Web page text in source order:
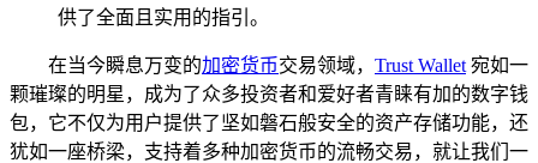
供了全面且实用的指引。
在当今瞬息万变的加密货币交易领域， Trust Wallet 宛如一
颗璀璨的明星，成为了众多投资者和爱好者青睐有加的数字钱
包，它不仅为用户提供了坚如磐石般安全的资产存储功能，还
犹如一座桥梁，支持着多种加密货币的流畅交易，就让我们一